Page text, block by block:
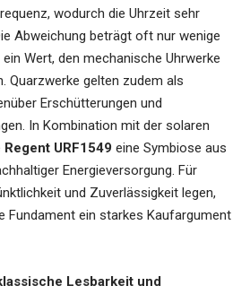
wodurch die Uhrzeit sehr
Abweichung beträgt oft nur wenige
Wert, den mechanische Uhrwerke
Quarzwerke gelten zudem als
Erschütterungen und
In Kombination mit der solaren
Regent URF1549 eine Symbiose aus
Energieversorgung. Für
und Zuverlässigkeit legen,
Fundament ein starkes Kaufargument
Lesbarkeit und